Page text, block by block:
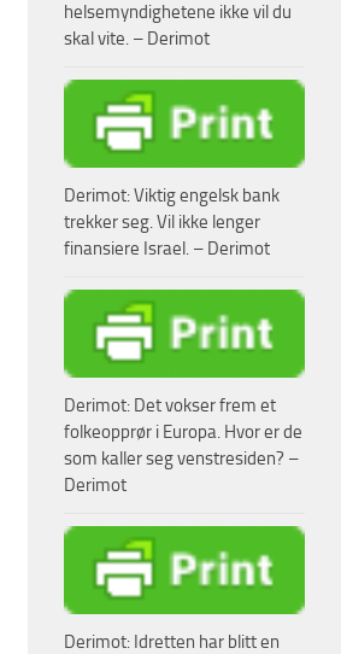
helsemyndighetene ikke vil du
skal vite. – Derimot
Derimot: Viktig engelsk bank
trekker seg. Vil ikke lenger
finansiere Israel. – Derimot
Derimot: Det vokser frem et
folkeopprør i Europa. Hvor er de
som kaller seg venstresiden? –
Derimot
Derimot: Idretten har blitt en